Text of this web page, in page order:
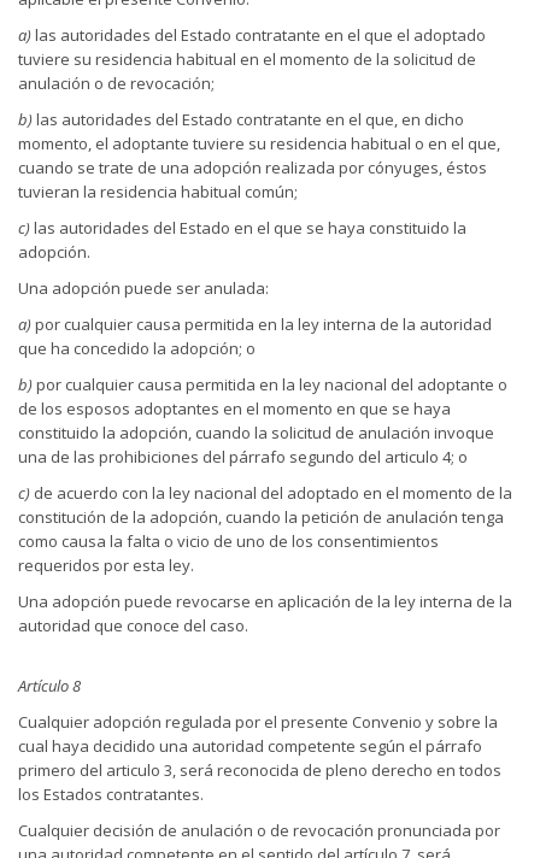
a)las autoridades del Estado contratante en el que el adoptado
tuviere su residencia habitual en el momento de la solicitud de
anulación o de revocación;
b)las autoridades del Estado contratante en el que, en dicho
momento, el adoptante tuviere su residencia habitual o en el que,
cuando se trate de una adopción realizada por cónyuges, éstos
tuvieran la residencia habitual común;
c)las autoridades del Estado en el que se haya constituido la
adopción.
Una adopción puede ser anulada:
a)por cualquier causa permitida en la ley interna de la autoridad
que ha concedido la adopción; o
b)por cualquier causa permitida en la ley nacional del adoptante o
de los esposos adoptantes en el momento en que se haya
constituido la adopción, cuando la solicitud de anulación invoque
una de las prohibiciones del párrafo segundo del articulo 4; o
c) de acuerdo con la ley nacional del adoptado en el momento de la
constitución de la adopción, cuando la petición de anulación tenga
como causa la falta o vicio de uno de los consentimientos
requeridos por esta ley.
Una adopción puede revocarse en aplicación de la ley interna de la
autoridad que conoce del caso.
Artículo 8
Cualquier adopción regulada por el presente Convenio y sobre la
cual haya decidido una autoridad competente según el párrafo
primero del articulo 3, será reconocida de pleno derecho en todos
los Estados contratantes.
Cualquier decisión de anulación o de revocación pronunciada por